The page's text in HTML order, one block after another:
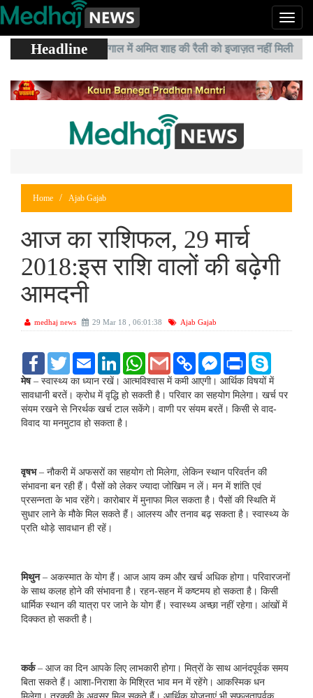
Headline
पश्चिम बंगाल में अमित शाह की रैली को इजाज़त नहीं मिली
Home Ajab Gajab
आज का राशिफल, 29 मार्च
2018:इस राशि वालों की बढ़ेगी
आमदनी
medhaj news 29 Mar 18 , 06:01:38 Ajab Gajab
F
c
e
b
o
o
T
i
t
t
e
r
E
m
a
i
L
n
k
e
d
I
W
a
t
s
A
G
a
i
l
C
p
y
L
i
F
c
e
b
o
s
e
n
g
P
i
n
t
y
p
e
मेष– स्‍वास्‍थ्‍य का ध्यान रखें। आत्‍मविश्वास में कमी आएगी। आर्थिक विषयों में
सावधानी बरतें। क्रोध में वृद्धि हो सकती है। परिवार का सहयोग मिलेगा। खर्च पर
संयम रखने से निरर्थक खर्च टाल सकेंगे। वाणी पर संयम बरतें। किसी से वाद-
विवाद या मनमुटाव हो सकता है।
वृषभ– नौकरी में अफसरों का सहयोग तो मिलेगा, लेकिन स्‍थान परिवर्तन की
संभावना बन रही हैं। पैसों को लेकर ज्यादा जोखिम न लें। मन में शांति एवं
प्रसन्‍नता के भाव रहेंगे। कारोबार में मुनाफा मिल सकता है। पैसों की स्थिति में
सुधार लाने के मौके मिल सकते हैं। आलस्य और तनाव बढ़ सकता है। स्वास्थ्य के
प्रति थोड़े सावधान ही रहें।
मिथुन– अकस्मात के योग हैं। आज आय कम और खर्च अधिक होगा। परिवारजनों
के साथ कलह होने की संभावना है। रहन-सहन में कष्‍टमय हो सकता है। किसी
धार्मिक स्‍थान की यात्रा पर जाने के योग हैं। स्वास्थ्य अच्छा नहीं रहेगा। आंखों में
दिक्कत हो सकती है।
कर्क– आज का दिन आपके लिए लाभकारी होगा। मित्रों के साथ आनंदपूर्वक समय
बिता सकते हैं। आशा-निराशा के मिश्रित भाव मन में रहेंगे। आकस्मिक धन